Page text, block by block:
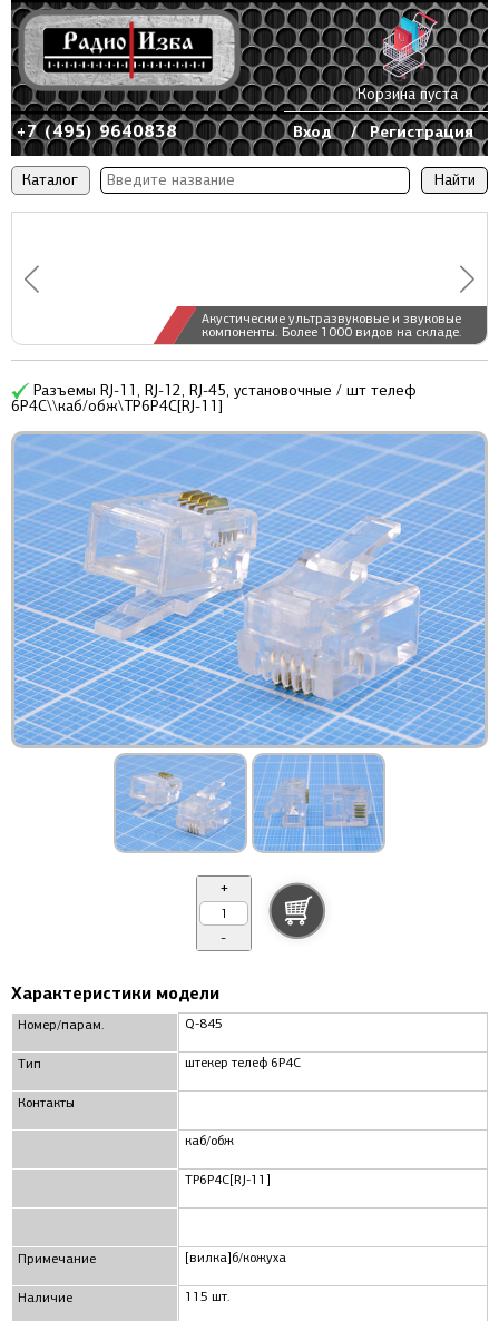
Каталог
Акустические ультразвуковые и звуковые
компоненты. Более 1000 видов на складе.
+7 (495) 9640838 Вход / Регистрация
Корзина пуста
Разъемы RJ-11, RJ-12, RJ-45, установочные / шт телеф
6P4C\\каб/обж\TP6P4C[RJ-11]
+
-
Характеристики модели
Номер/парам.
Тип
Контакты
Примечание
Наличие
Q-845
штекер телеф 6P4C
каб/обж
TP6P4C[RJ-11]
[вилка]б/кожуха
115 шт.